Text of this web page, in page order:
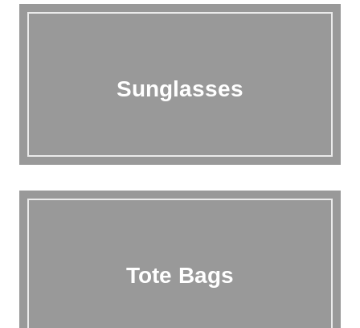
Sunglasses
Tote Bags